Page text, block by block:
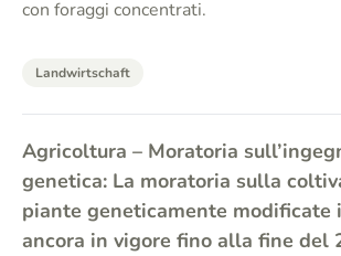
con foraggi concentrati.
Landwirtschaft
Agricoltura – Moratoria
genetica: La moratoria sulla
piante geneticamente modificate
ancora in vigore fino alla fine del